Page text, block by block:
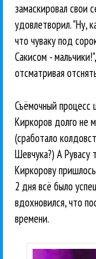
замаскировал свои
удовлетворил. "Ну,
что чуваку под
Сакисом -
отсматривая
Съёмочный процесс
Киркоров долго не
(сработало
Шевчука?) А Рувасу
Киркорову
2 дня всё было
вдохновился, что
времени.